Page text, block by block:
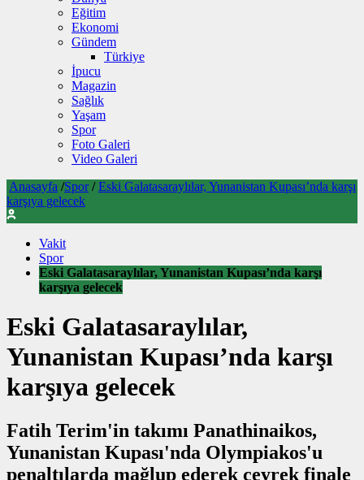
Eğitim
Ekonomi
Gündem
Türkiye
İpucu
Magazin
Sağlık
Yaşam
Spor
Foto Galeri
Video Galeri
Anasayfa /Spor / Eski Galatasaraylılar, Yunanistan Kupası’nda karşı
karşıya gelecek
Vakit
Spor
Eski Galatasaraylılar, Yunanistan Kupası’nda karşı
karşıya gelecek
Eski Galatasaraylılar,
Yunanistan Kupası’nda karşı
karşıya gelecek
Fatih Terim'in takımı Panathinaikos,
Yunanistan Kupası'nda Olympiakos'u
penaltılarda mağlup ederek çeyrek finale